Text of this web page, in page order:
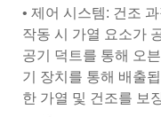
• 제어 시스템: 건조
작동 시 가열 요소가
공기 덕트를 통해 오
기 장치를 통해 배출
한 가열 및 건조를 보